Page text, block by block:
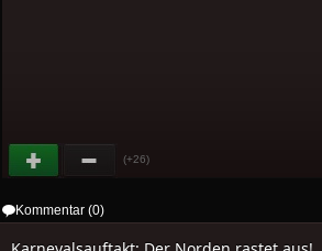
(+26)
Kommentar (0)